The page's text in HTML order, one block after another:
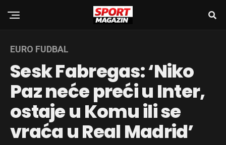
EURO FUDBAL
Sesk Fabregas: ‘Niko
Paz neće preći u Inter,
ostaje u Komu ili se
vraća u Real Madrid’